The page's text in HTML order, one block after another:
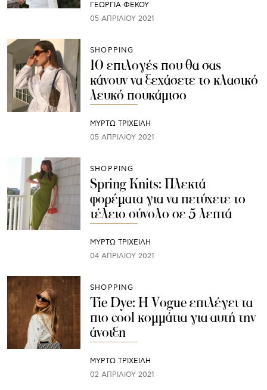
ΓΕΩΡΓΙΑ ΦΕΚΟΥ
05 ΑΠΡΙΛΊΟΥ 2021
SHOPPING
10 επιλογές που θα σας
κάνουν να ξεχάσετε το κλασικό
λευκό πουκάμισο
ΜΥΡΤΩ ΤΡΙΧΕΙΛΗ
05 ΑΠΡΙΛΊΟΥ 2021
SHOPPING
Spring Knits: Πλεκτά
φορέματα για να πετύχετε το
τέλειο σύνολο σε 5 λεπτά
ΜΥΡΤΩ ΤΡΙΧΕΙΛΗ
04 ΑΠΡΙΛΊΟΥ 2021
SHOPPING
Tie Dye: Η Vogue επιλέγει τα
πιο cool κομμάτια για αυτή την
άνοιξη
ΜΥΡΤΩ ΤΡΙΧΕΙΛΗ
02 ΑΠΡΙΛΊΟΥ 2021